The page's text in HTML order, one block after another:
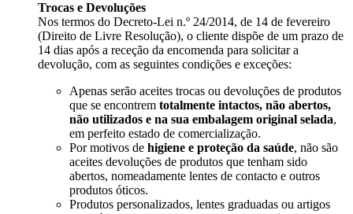
Trocas e Devoluções
Nos termos do Decreto-Lei n.º 24/2014, de 14 de fevereiro
(Direito de Livre Resolução), o cliente dispõe de um prazo de
14 dias após a receção da encomenda para solicitar a
devolução, com as seguintes condições e exceções:
Apenas serão aceites trocas ou devoluções de produtos
que se encontrem totalmente intactos, não abertos,
não utilizados e na sua embalagem original selada,
em perfeito estado de comercialização.
Por motivos de higiene e proteção da saúde, não são
aceites devoluções de produtos que tenham sido
abertos, nomeadamente lentes de contacto e outros
produtos óticos.
Produtos personalizados, lentes graduadas ou artigos